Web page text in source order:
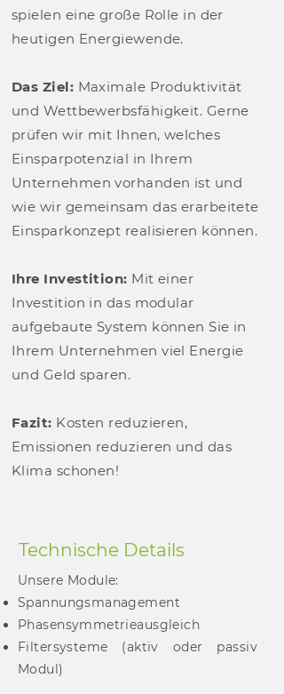
spielen eine große Rolle in der
heutigen Energiewende.
Das Ziel: Maximale Produktivität
und Wettbewerbsfähigkeit. Gerne
prüfen wir mit Ihnen, welches
Einsparpotenzial in Ihrem
Unternehmen vorhanden ist und
wie wir gemeinsam das erarbeitete
Einsparkonzept realisieren können.
Ihre Investition: Mit einer
Investition in das modular
aufgebaute System können Sie in
Ihrem Unternehmen viel Energie
und Geld sparen.
Fazit: Kosten reduzieren,
Emissionen reduzieren und das
Klima schonen!
Technische Details
Unsere Module:
Spannungsmanagement
Phasensymmetrieausgleich
Filtersysteme (aktiv oder passiv
Modul)